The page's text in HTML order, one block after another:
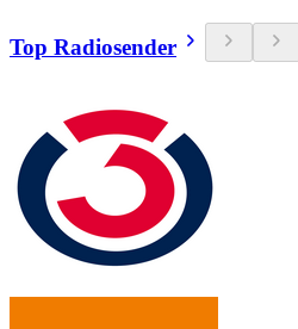
Top Radiosender